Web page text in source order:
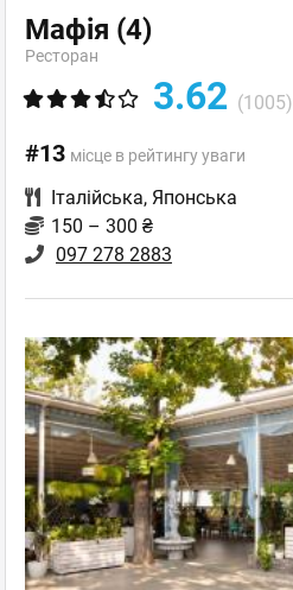
Мафія (4)
Ресторан
3.62 (1005)
#13 місце в рейтингу уваги
Італійська, Японська
150 – 300 ₴
097 278 2883